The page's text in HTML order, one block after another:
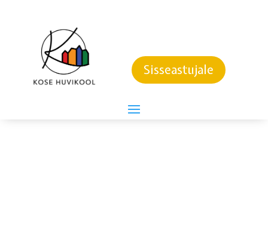
Sisseastujale
Robootika võistlus
ROBOOTIKA VÕISTLUS